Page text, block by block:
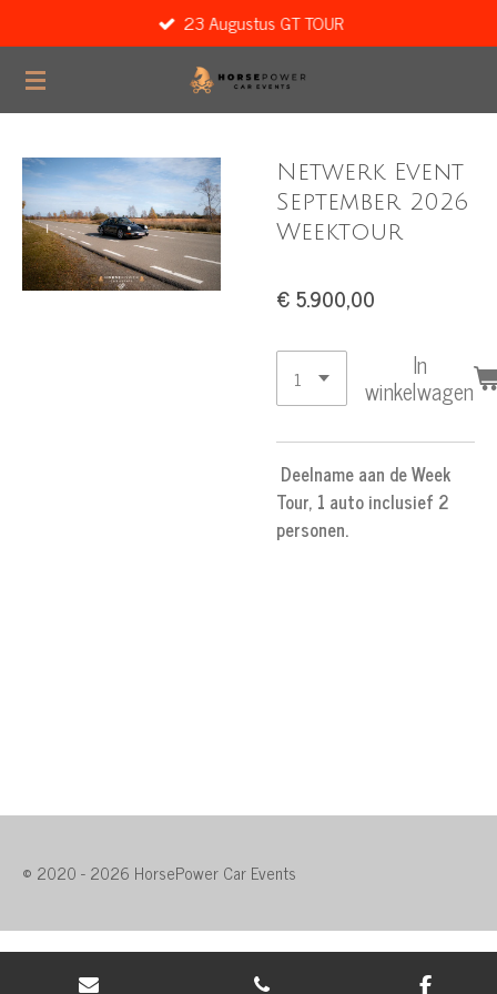
direct
naar
23 Augustus GT TOUR
Netwerk Event
September 2026
Weektour
€ 5.900,00
In
winkelwagen
Deelname aan deWeek
Tour, 1 auto inclusief 2
personen.
© 2020 - 2026 HorsePower Car Events